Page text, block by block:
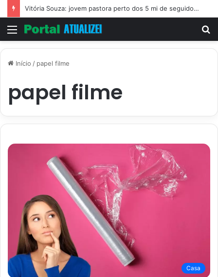
Vitória Souza: jovem pastora perto dos 5 mi de seguidores na web
Menu
Início / papel filme
papel filme
Casa